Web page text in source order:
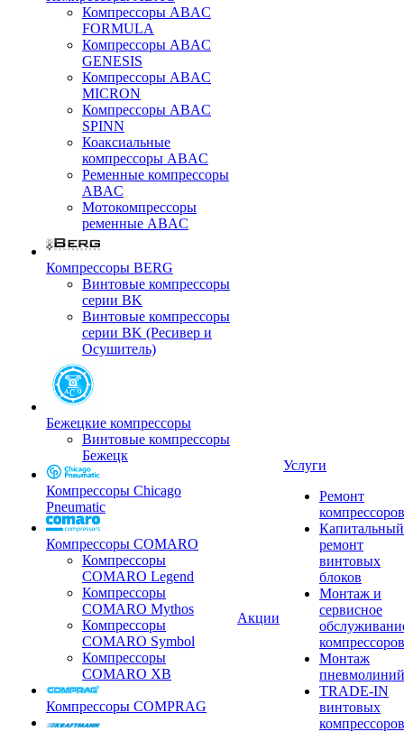
Компрессоры ABAC
FORMULA
Компрессоры ABAC
GENESIS
Компрессоры ABAC
MICRON
Компрессоры ABAC
SPINN
Коаксиальные
компрессоры ABAC
Ременные компрессоры
ABAC
Мотокомпрессоры
ременные ABAC
Компрессоры BERG
Винтовые компрессоры
серии BK
Винтовые компрессоры
серии BK (Ресивер и
Осушитель)
Бежецкие компрессоры
Винтовые компрессоры
Бежецк
Компрессоры Chicago
Pneumatic
Компрессоры COMARO
Компрессоры
COMARO Legend
Компрессоры
COMARO Mythos
Компрессоры
COMARO Symbol
Компрессоры
COMARO XB
Компрессоры COMPRAG
Акции
Услуги
Ремонт
компрессоров
Капитальный
ремонт
винтовых
блоков
Монтаж и
сервисное
компрессоров
Монтаж
пневмолиний
TRADE-IN
винтовых
компрессоров